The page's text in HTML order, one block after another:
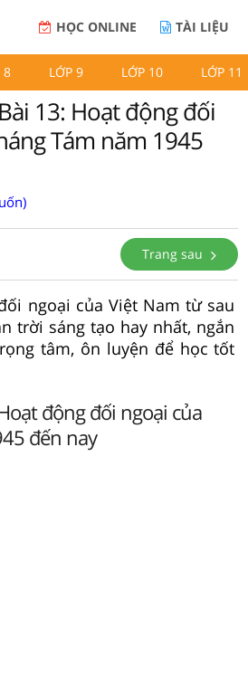
HỌC ONLINE TÀI LIỆU
8 LỚP 9 LỚP 10 LỚP 11
13: Hoạt động đối
Tám năm 1945
Trang sau
ngoại của Việt Nam từ sau
trời sáng tạo hay nhất, ngắn
tâm, ôn luyện để học tốt
động đối ngoại của
đến nay